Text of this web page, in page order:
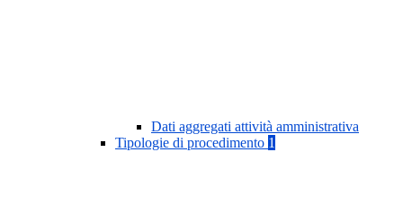
Dati aggregati attività amministrativa
Tipologie di procedimento 1